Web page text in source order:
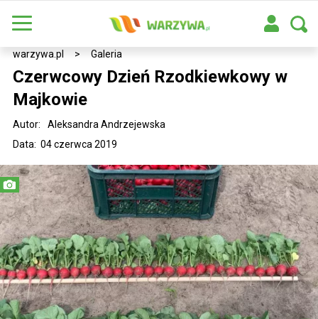
warzywa.pl > Galeria
Czerwcowy Dzień Rzodkiewkowy w
Majkowie
Data: 04 czerwca 2019
Autor: Aleksandra Andrzejewska